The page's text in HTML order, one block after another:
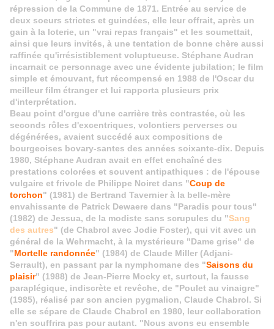
répression de la Commune de 1871. Entrée au service de
deux soeurs strictes et guindées, elle leur offrait, après un
gain à la loterie, un "vrai repas français" et les soumettait,
ainsi que leurs invités, à une tentation de bonne chère aussi
raffinée qu'irrésistiblement voluptueuse. Stéphane Audran
incarnait ce personnage avec une évidente jubilation; le film
simple et émouvant, fut récompensé en 1988 de l'Oscar du
meilleur film étranger et lui rapporta plusieurs prix
d'interprétation.
Beau point d'orgue d'une carrière très contrastée, où les
seconds rôles d'excentriques, volontiers perverses ou
dégénérées, avaient succédé aux compositions de
bourgeoises bovary-santes des années soixante-dix. Depuis
1980, Stéphane Audran avait en effet enchaîné des
prestations colorées et souvent antipathiques : de l'épouse
vulgaire et frivole de Philippe Noiret dans "Coup de
torchon" (1981) de Bertrand Tavernier à la belle-mère
envahissante de Patrick Dewaere dans "Paradis pour tous"
(1982) de Jessua, de la modiste sans scrupules du "Sang
des autres" (de Chabrol avec Jodie Foster), qui vit avec un
général de la Wehrmacht, à la mystérieure "Dame grise" de
"Mortelle randonnée" (1984) de Claude Miller (Adjani-
Serrault), en passant par la nymphomane des "Saisons du
plaisir" (1988) de Jean-Pierre Mocky et, surtout, la fausse
paraplégique, indiscrète et revêche, de "Poulet au vinaigre"
(1985), réalisé par son ancien pygmalion, Claude Chabrol. Si
elle se sépare de Claude Chabrol en 1980, leur collaboration
n'en souffrira pas pour autant. "Nous avons eu ensemble